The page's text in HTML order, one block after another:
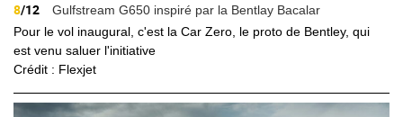
8/12
Gulfstream G650 inspiré par la Bentlay Bacalar
Pour le vol inaugural, c'est la Car Zero, le proto de Bentley, qui
est venu saluer l'initiative
Crédit : Flexjet